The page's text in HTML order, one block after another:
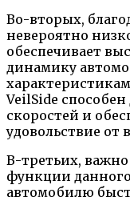
Во-вторых,
невероятно
обеспечивает
динамику
VeilSide
скоростей и
удовольствие от
В-третьих,
функции
автомобилю